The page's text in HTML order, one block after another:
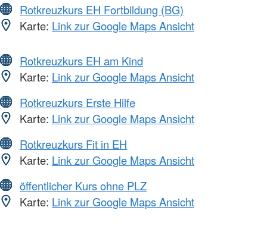
Rotkreuzkurs EH Fortbildung (BG)
Karte: Link zur Google Maps Ansicht
Rotkreuzkurs EH am Kind
Karte: Link zur Google Maps Ansicht
Rotkreuzkurs Erste Hilfe
Karte: Link zur Google Maps Ansicht
Rotkreuzkurs Fit in EH
Karte: Link zur Google Maps Ansicht
öffentlicher Kurs ohne PLZ
Karte: Link zur Google Maps Ansicht